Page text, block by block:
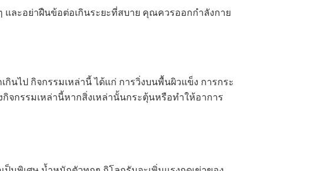
และอย่าฝืนข้อต่อเกินระยะที่สบาย คุณควรออกกำลังกาย
นไป กิจกรรมเหล่านี้ ได้แก่ การวิ่งบนพื้นผิวแข็ง การกระ
กรรมเหล่านี้หากสิ่งเหล่านั้นกระตุ้นหรือทำให้อาการ